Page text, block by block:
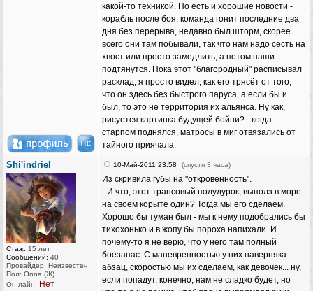
какой-то техникой. Но есть и хорошие новости -
корабль после боя, команда гонит последние два
дня без перерыва, недавно был шторм, скорее
всего они там побывали, так что нам надо сесть на
хвост или просто замедлить, а потом наши
подтянутся. Пока этот "благородный" расписывал
расклад, я просто видел, как его трясёт от того,
что он здесь без быстрого паруса, а если бы и
был, то это не территория их альянса. Ну как,
рисуется картинка будущей бойни? - когда
старпом поднялся, матросы в миг отвязались от
тайного приячала.
Shi'indriel
Стаж: 15 лет
Сообщений: 40
Провайдер: Неизвестен
Пол: Onna (Ж)
Он-лайн: Нет
10-Май-2011 23:58 (спустя 3 часа)
Из скривила губы на "откровенность".
- И что, этот трансовый полудурок, выполз в море
на своем корыте один? Тогда мы его сделаем.
Хорошо бы туман был - мы к нему подобрались бы
тихохонько и в жопу бы пороха напихали. И
почему-то я не верю, что у него там полный
боезапас. С маневренностью у них наверняка
абзац, скоростью мы их сделаем, как девочек... ну,
если попадут, конечно, нам не сладко будет, но